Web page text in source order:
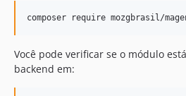
Você pode verificar se o módulo
backend em: